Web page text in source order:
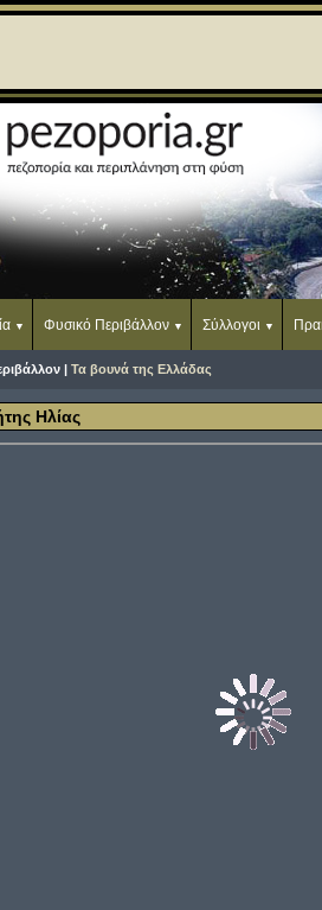
Φυσικό Περιβάλλον Σύλλογοι
| Τα βουνά της Ελλάδας
Ηλίας